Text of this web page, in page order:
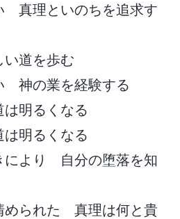
真理といのちを追求す
い道を歩む
神の業を経験する
明るくなる
明るくなる
により 自分の堕落を知
られた 真理は何と貴